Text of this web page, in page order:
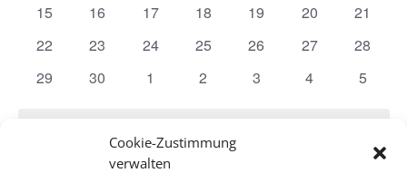
Cookie-Zustimmung
verwalten
0
15
0
16
0
17
0
18
0
19
0
20
0
21
0
22
0
23
0
24
0
25
0
26
0
27
0
28
0
29
0
30
0
1
0
2
0
3
0
4
0
5